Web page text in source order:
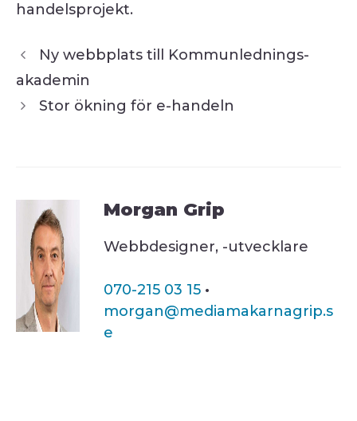
handelsprojekt.
Ny webbplats till Kommunlednings-
akademin
Stor ökning för e-handeln
Morgan Grip
Webbdesigner, -utvecklare
070-215 03 15 ·
morgan@mediamakarnagrip.s
e